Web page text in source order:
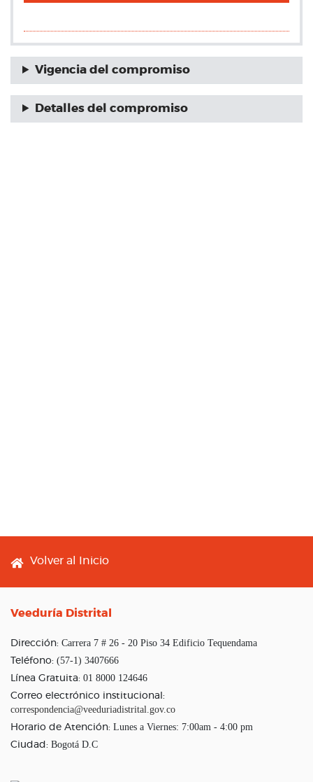
Vigencia del compromiso
Detalles del compromiso
Footer menu
Volver al Inicio
Veeduría Distrital
Dirección: Carrera 7 # 26 - 20 Piso 34 Edificio Tequendama
Teléfono: (57-1) 3407666
Línea Gratuita: 01 8000 124646
Correo electrónico institucional:
correspondencia@veeduriadistrital.gov.co
Horario de Atención: Lunes a Viernes: 7:00am - 4:00 pm
Ciudad: Bogotá D.C